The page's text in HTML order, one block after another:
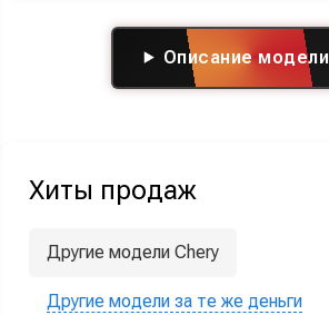
Описание модели
Хиты продаж
Другие модели Chery
Другие модели за те же деньги